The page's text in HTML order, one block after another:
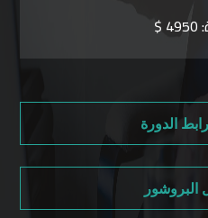
4950 $
الدورة
البروشور